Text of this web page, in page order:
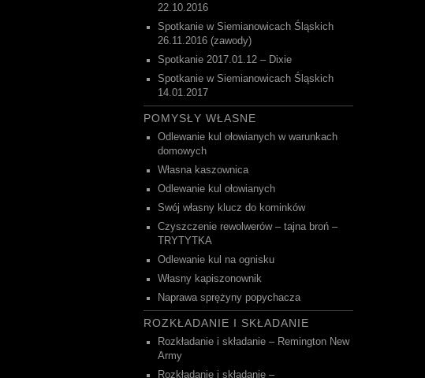
22.10.2016
Spotkanie w Siemianowicach Śląskich
26.11.2016 (zawody)
Spotkanie 2017.01.12 – Dixie
Spotkanie w Siemianowicach Śląskich
14.01.2017
POMYSŁY WŁASNE
Odlewanie kul ołowianych w warunkach
domowych
Własna kaszownica
Odlewanie kul ołowianych
Swój własny klucz do kominków
Czyszczenie rewolwerów – tajna broń –
TRYTYTKA
Odlewanie kul na ognisku
Własny kapiszonownik
Naprawa sprężyny popychacza
ROZKŁADANIE I SKŁADANIE
Rozkładanie i składanie – Remington New
Army
Rozkładanie i składanie –